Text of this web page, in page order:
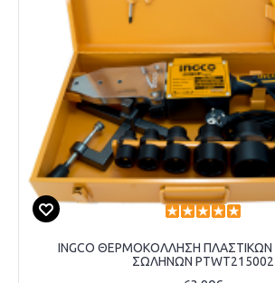
INGCO ΘΕΡΜΟΚΟΛΛΗΣΗ ΠΛΑΣΤΙΚΩΝ
ΣΩΛΗΝΩΝ PTWT215002